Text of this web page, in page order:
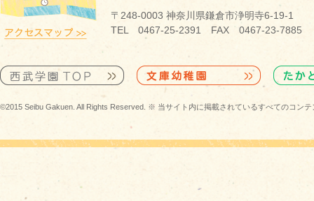
〒248-0003 神奈川県鎌倉市浄明寺6-19-1
TEL 0467-25-2391 FAX 0467-23-7885
©2015 Seibu Gakuen. All Rights Reserved. ※ 当サイト内に掲載されているすべてのコン